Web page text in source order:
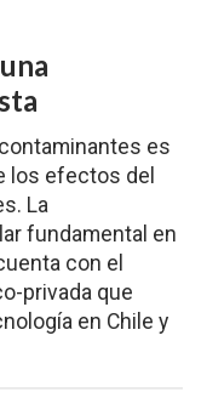
es
los efectos del
La
fundamental en
con el
privada que
en Chile y